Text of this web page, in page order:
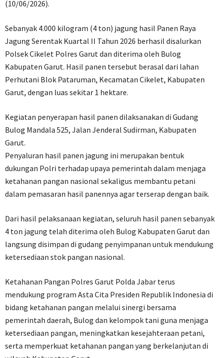
(10/06/2026).
Sebanyak 4.000 kilogram (4 ton) jagung hasil Panen Raya
Jagung Serentak Kuartal II Tahun 2026 berhasil disalurkan
Polsek Cikelet Polres Garut dan diterima oleh Bulog
Kabupaten Garut. Hasil panen tersebut berasal dari lahan
Perhutani Blok Pataruman, Kecamatan Cikelet, Kabupaten
Garut, dengan luas sekitar 1 hektare.
Kegiatan penyerapan hasil panen dilaksanakan di Gudang
Bulog Mandala 525, Jalan Jenderal Sudirman, Kabupaten
Garut.
Penyaluran hasil panen jagung ini merupakan bentuk
dukungan Polri terhadap upaya pemerintah dalam menjaga
ketahanan pangan nasional sekaligus membantu petani
dalam pemasaran hasil panennya agar terserap dengan baik.
Dari hasil pelaksanaan kegiatan, seluruh hasil panen sebanyak
4 ton jagung telah diterima oleh Bulog Kabupaten Garut dan
langsung disimpan di gudang penyimpanan untuk mendukung
ketersediaan stok pangan nasional.
Ketahanan Pangan Polres Garut Polda Jabar terus
mendukung program Asta Cita Presiden Republik Indonesia di
bidang ketahanan pangan melalui sinergi bersama
pemerintah daerah, Bulog dan kelompok tani guna menjaga
ketersediaan pangan, meningkatkan kesejahteraan petani,
serta memperkuat ketahanan pangan yang berkelanjutan di